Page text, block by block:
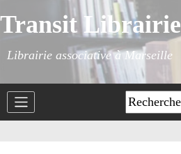
Transit Librairie
Librairie associative à Marseille